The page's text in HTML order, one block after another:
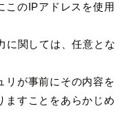
このIPアドレスを使用
に関しては、任意とな
リが事前にその内容を
ますことをあらかじめ